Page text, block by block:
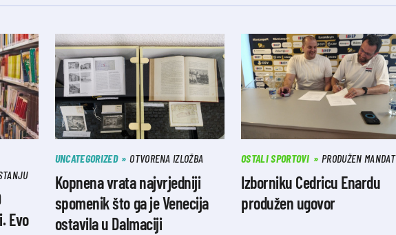
Evo
UNCATEGORIZED OTVORENA IZLOŽBA
Kopnena vrata najvrjedniji
spomenik što ga je Venecija
ostavila u Dalmaciji
OSTALI SPORTOVI PRODUŽEN MANDAT
Izborniku Cedricu Enardu
produžen ugovor